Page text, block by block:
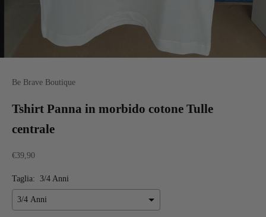
Be Brave Boutique
Tshirt Panna in morbido cotone Tulle
centrale
€39,90
Taglia: 3/4 Anni